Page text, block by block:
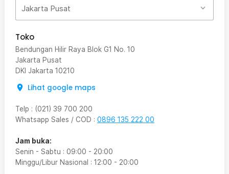
Jakarta Pusat
Toko
Bendungan Hilir Raya Blok G1 No. 10
Jakarta Pusat
DKI Jakarta 10210
Lihat google maps
Telp : (021) 39 700 200
Whatsapp Sales / COD : 0896 135 222 00
Jam buka:
Senin - Sabtu : 09:00 - 20:00
Minggu/Libur Nasional : 12:00 - 20:00